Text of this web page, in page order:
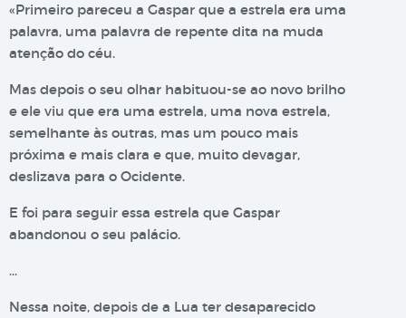
«Primeiro pareceu a Gaspar que a estrela era uma
palavra, uma palavra de repente dita na muda
atenção do céu.
Mas depois o seu olhar habituou-se ao novo brilho
e ele viu que era uma estrela, uma nova estrela,
semelhante às outras, mas um pouco mais
próxima e mais clara e que, muito devagar,
deslizava para o Ocidente.
E foi para seguir essa estrela que Gaspar
abandonou o seu palácio.
…
Nessa noite, depois de a Lua ter desaparecido